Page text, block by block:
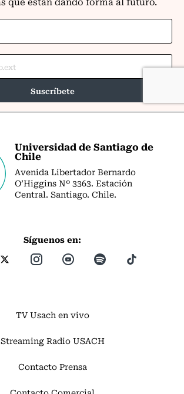
Universidad de Santiago de
Chile
Avenida Libertador Bernardo
O’Higgins Nº 3363. Estación
Central. Santiago. Chile.
Síguenos en:
TV Usach en vivo
Streaming Radio USACH
Contacto Prensa